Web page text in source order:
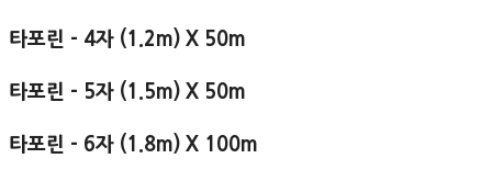
타포린 - 4자 (1.2m) X 50m
타포린 - 5자 (1.5m) X 50m
타포린 - 6자 (1.8m) X 100m